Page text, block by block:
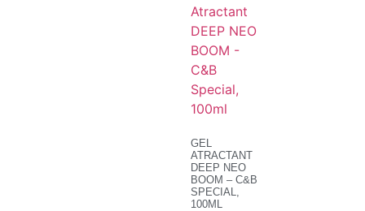
GEL
ATRACTANT
DEEP NEO
BOOM – C&B
SPECIAL,
100ML